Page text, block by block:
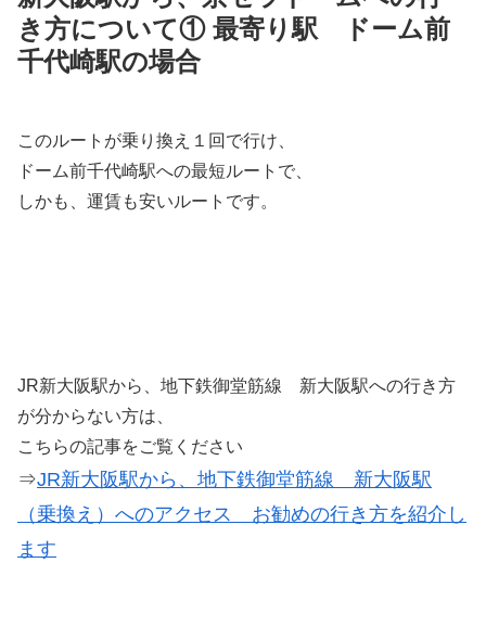
き方について① 最寄り駅 ドーム前
千代崎駅の場合
このルートが乗り換え１回で行け、
ドーム前千代崎駅への最短ルートで、
しかも、運賃も安いルートです。
JR新大阪駅から、地下鉄御堂筋線 新大阪駅への行き方
が分からない方は、
こちらの記事をご覧ください
⇒JR新大阪駅から、地下鉄御堂筋線 新大阪駅
（乗換え）へのアクセス お勧めの行き方を紹介し
ます